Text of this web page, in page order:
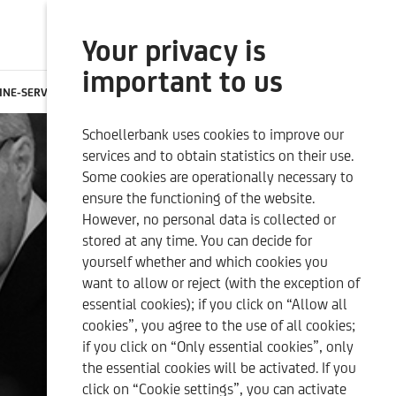
SEARCH ONLINE BANKING
SUSTAINABILITY-RELATED
DISCLOSURES
OUR QUALITY CRITERIA
SERVICES CONTACTS CAREER
Your privacy is
important to us
Schoellerbank uses cookies to improve our
services and to obtain statistics on their use.
Some cookies are operationally necessary to
ensure the functioning of the website.
However, no personal data is collected or
stored at any time. You can decide for
yourself whether and which cookies you
want to allow or reject (with the exception of
essential cookies); if you click on “Allow all
cookies”, you agree to the use of all cookies;
if you click on “Only essential cookies”, only
the essential cookies will be activated. If you
click on “Cookie settings”, you can activate